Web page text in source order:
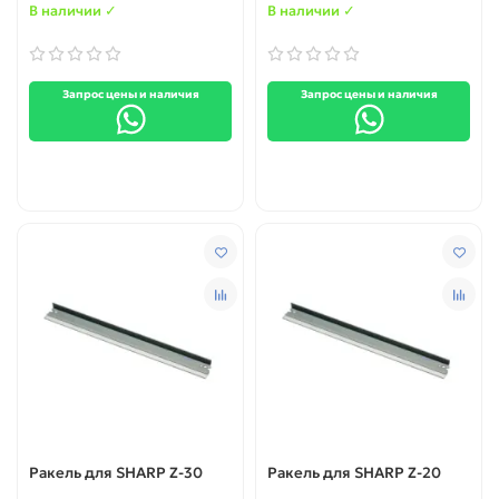
В наличии ✓
Запрос цены и наличия
В наличии ✓
Запрос цены и наличия
Ракель для SHARP Z-30 Ракель для SHARP Z-20